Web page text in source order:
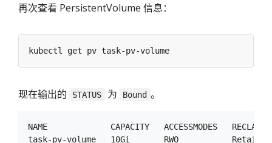
再次查看 PersistentVolume 信息：
现在输出的 STATUS 为 Bound 。
NAME             CAPACITY   ACCESSMODES